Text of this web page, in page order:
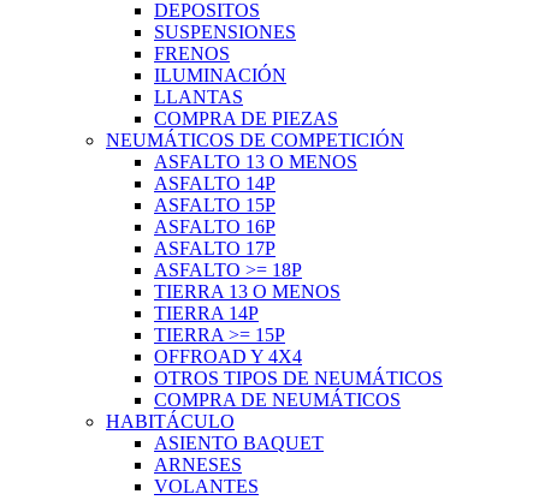
DEPOSITOS
SUSPENSIONES
FRENOS
ILUMINACIÓN
LLANTAS
COMPRA DE PIEZAS
NEUMÁTICOS DE COMPETICIÓN
ASFALTO 13 O MENOS
ASFALTO 14P
ASFALTO 15P
ASFALTO 16P
ASFALTO 17P
ASFALTO >= 18P
TIERRA 13 O MENOS
TIERRA 14P
TIERRA >= 15P
OFFROAD Y 4X4
OTROS TIPOS DE NEUMÁTICOS
COMPRA DE NEUMÁTICOS
HABITÁCULO
ASIENTO BAQUET
ARNESES
VOLANTES